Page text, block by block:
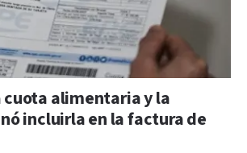
cuota alimentaria y la
incluirla en la factura de